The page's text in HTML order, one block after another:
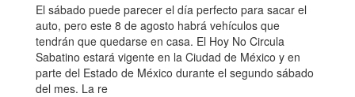
El sábado puede parecer el día perfecto para sacar el
auto, pero este 8 de agosto habrá vehículos que
tendrán que quedarse en casa. El Hoy No Circula
Sabatino estará vigente en la Ciudad de México y en
parte del Estado de México durante el segundo sábado
del mes. La re